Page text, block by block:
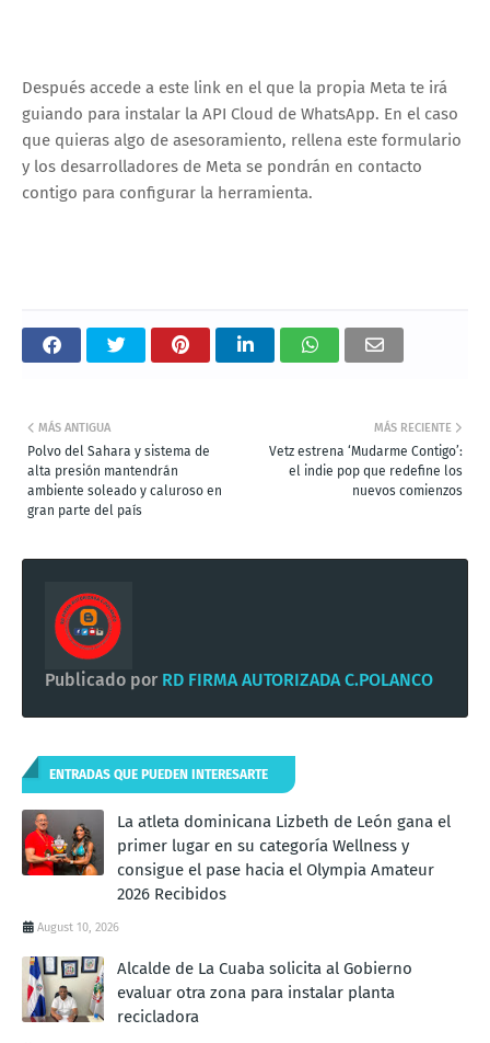
Después accede a este link en el que la propia Meta te irá
guiando para instalar la API Cloud de WhatsApp. En el caso
que quieras algo de asesoramiento, rellena este formulario
y los desarrolladores de Meta se pondrán en contacto
contigo para configurar la herramienta.
MÁS RECIENTE
Vetz estrena ‘Mudarme Contigo’:
el indie pop que redefine los
nuevos comienzos
MÁS ANTIGUA
Polvo del Sahara y sistema de
alta presión mantendrán
ambiente soleado y caluroso en
gran parte del país
Publicado por RD FIRMA AUTORIZADA C.POLANCO
ENTRADAS QUE PUEDEN INTERESARTE
La atleta dominicana Lizbeth de León gana el
primer lugar en su categoría Wellness y
consigue el pase hacia el Olympia Amateur
2026 Recibidos
August 10, 2026
Alcalde de La Cuaba solicita al Gobierno
evaluar otra zona para instalar planta
recicladora